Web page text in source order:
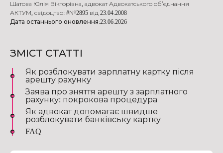
Шатова Юлія Вікторівна, адвокат Адвокатського об’єднання
АКТУМ, свідоцтво: #№2895 від 23.04.2008
Дата останнього оновлення:23.06.2026
ЗМІСТ СТАТТІ
Як розблокувати зарплатну картку після
арешту рахунку
Заява про зняття арешту з зарплатного
рахунку: покрокова процедура
Як адвокат допомагає швидше
розблокувати банківську картку
FAQ